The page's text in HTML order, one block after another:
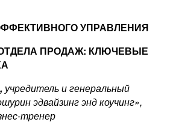
УПРАВЛЕНИЯ
ПРОДАЖ: КЛЮЧЕВЫЕ
учредитель и генеральный
эдвайзинг энд коучинг»,
тренер